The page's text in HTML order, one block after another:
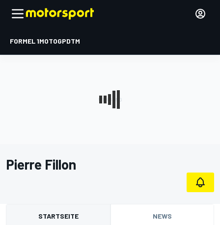
FORMEL 1MOTOGPDTM
Pierre Fillon
STARTSEITE NEWS